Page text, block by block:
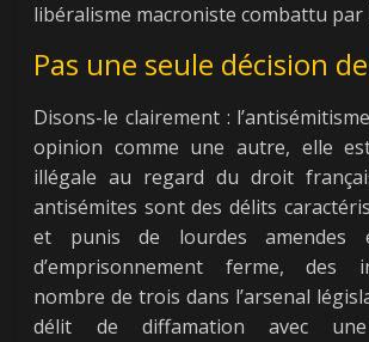
libéralisme macroniste combattu par
Pas une seule décision
Disons-le clairement :
opinion comme une autre, elle
illégale au regard du droit
antisémites sont des délits
et punis de lourdes amendes
d’emprisonnement ferme, des
nombre de trois dans l’arsenal
délit de diffamation avec une